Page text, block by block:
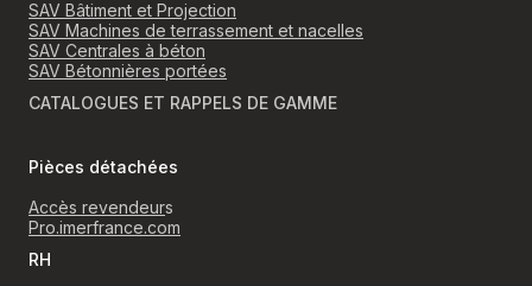
SAV Bâtiment et Projection
SAV Machines de terrassement et nacelles
SAV Centrales à béton
SAV Bétonnières portées
CATALOGUES ET RAPPELS DE GAMME
Pièces détachées
Accès revendeurs
Pro.imerfrance.com
RH